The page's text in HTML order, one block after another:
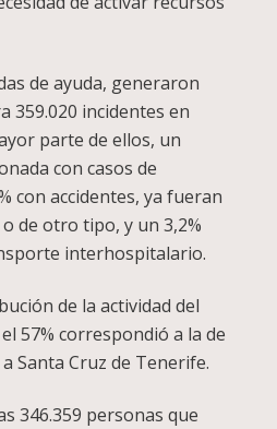
de ayuda, generaron
359.020 incidentes en
parte de ellos, un
con casos de
con accidentes, ya fueran
de otro tipo, y un 3,2%
interhospitalario.
de la actividad del
57% correspondió a la de
Santa Cruz de Tenerife.
346.359 personas que